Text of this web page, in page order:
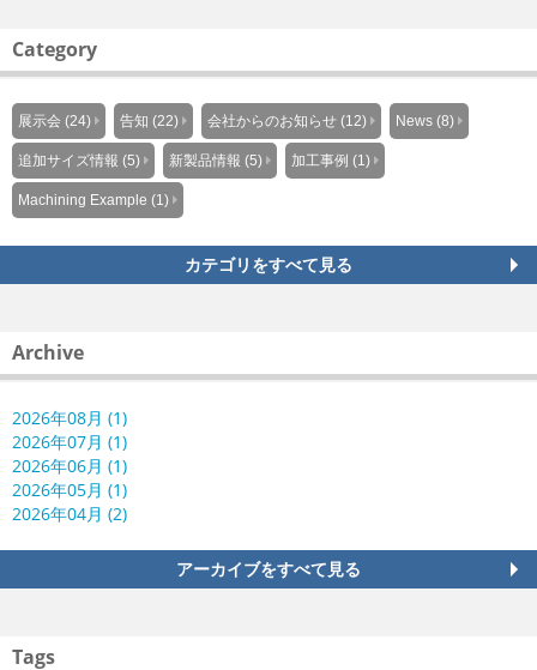
Category
展示会 (24) 告知 (22) 会社からのお知らせ (12) News (8)
追加サイズ情報 (5) 新製品情報 (5) 加工事例 (1)
Machining Example (1)
カテゴリをすべて見る
Archive
2026年08月 (1)
2026年07月 (1)
2026年06月 (1)
2026年05月 (1)
2026年04月 (2)
アーカイブをすべて見る
Tags